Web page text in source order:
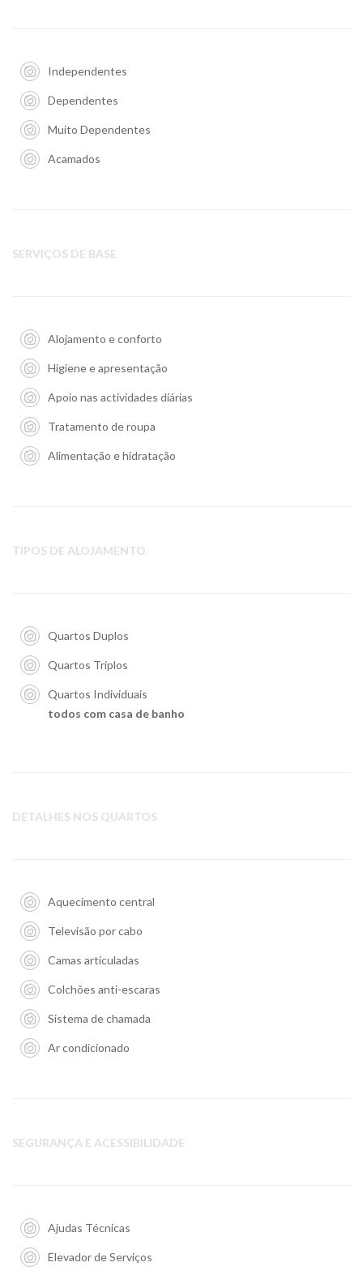
Independentes
Dependentes
Muito Dependentes
Acamados
SERVIÇOS DE BASE
Alojamento e conforto
Higiene e apresentação
Apoio nas actividades diárias
Tratamento de roupa
Alimentação e hidratação
TIPOS DE ALOJAMENTO
Quartos Duplos
Quartos Triplos
Quartos Individuais
todos com casa de banho
DETALHES NOS QUARTOS
Aquecimento central
Televisão por cabo
Camas articuladas
Colchões anti-escaras
Sistema de chamada
Ar condicionado
SEGURANÇA E ACESSIBILIDADE
Ajudas Técnicas
Elevador de Serviços